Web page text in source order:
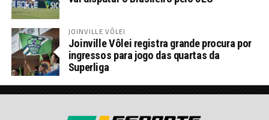
JOINVILLE VÔLEI
Joinville Vôlei registra grande procura por
ingressos para jogo das quartas da
Superliga